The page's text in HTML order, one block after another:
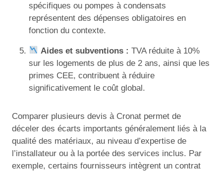
spécifiques ou pompes à condensats
représentent des dépenses obligatoires en
fonction du contexte.
Aides et subventions : TVA réduite à 10%
sur les logements de plus de 2 ans, ainsi que les
primes CEE, contribuent à réduire
significativement le coût global.
Comparer plusieurs devis à Cronat permet de
déceler des écarts importants généralement liés à la
qualité des matériaux, au niveau d’expertise de
l’installateur ou à la portée des services inclus. Par
exemple, certains fournisseurs intègrent un contrat